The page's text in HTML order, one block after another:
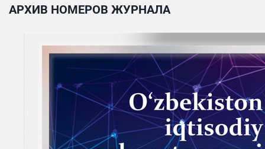
АРХИВ НОМЕРОВ ЖУРНАЛА